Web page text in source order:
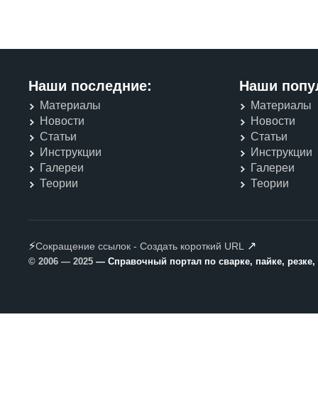
Наши последние:
Материалы
Новости
Статьи
Инструкции
Галереи
Теории
Наши
Материалы
Новости
Статьи
Инструкции
Галереи
Теории
⚡Сокращение ссылок - Создать короткий URL ↗
© 2006 — 2025 — Справочный портал по сварке, пайке,